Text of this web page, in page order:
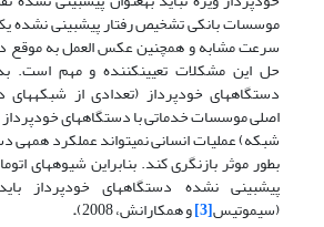
موسسات بانکی تشخیص رفتار پیش­بینی نشده
سرعت مشابه و همچنین عکس العمل به موقع
حل این مشکلات تعیینکننده و مهم است.
دستگاه­های خودپرداز (تعدادی از شبکه­های
شبکه) عملیات انسانی نمی­تواند عملکرد همه­ی
بطور موثر بازنگری کند. بنابراین شیوه­های
پیش­بینی نشده دستگاه­های خودپرداز
(سیموتیس[3] و همکارانش، 2008)
.